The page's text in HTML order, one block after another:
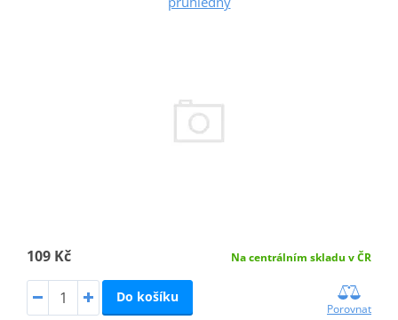
109 Kč Na centrálním skladu v ČR
Do košíku
Porovnat